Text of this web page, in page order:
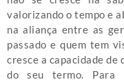
valorizando o tempo e
na aliança entre as
passado e quem tem
cresce a capacidade
do seu termo. Para